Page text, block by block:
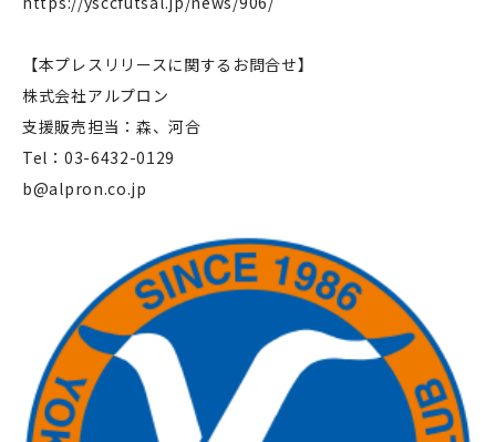
【本プレスリリースに関するお問合せ】
株式会社アルプロン
支援販売担当：森、河合
Tel：03-6432-0129
b@alpron.co.jp